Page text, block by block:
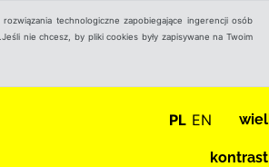
technologiczne zapobiegające ingerencji osób
nie chcesz, by pliki cookies były zapisywane na Twoim
PL EN